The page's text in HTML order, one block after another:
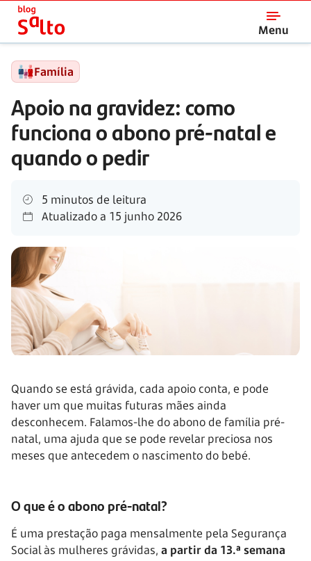
Menu
Salto
Família
Apoio na gravidez: como
funciona o abono pré-natal e
quando o pedir
5 minutos de leitura
Atualizado a 15 junho 2026
Quando se está grávida, cada apoio conta, e pode
haver um que muitas futuras mães ainda
desconhecem. Falamos-lhe do abono de família pré-
natal, uma ajuda que se pode revelar preciosa nos
meses que antecedem o nascimento do bebé.
O que é o abono pré-natal?
É uma prestação paga mensalmente pela Segurança
Social às mulheres grávidas, a partir da 13.ª semana